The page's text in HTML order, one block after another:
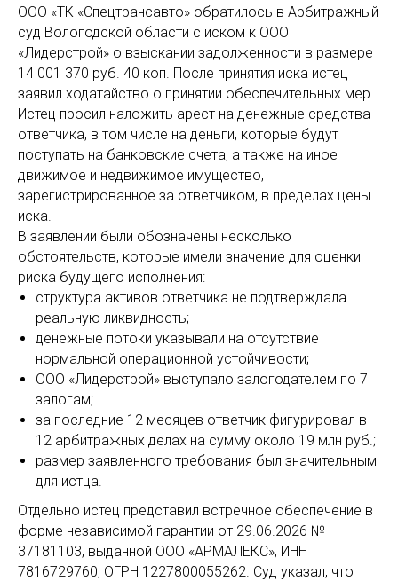
ООО «ТК «Спецтрансавто» обратилось в Арбитражный
суд Вологодской области с иском к ООО
«Лидерстрой» о взыскании задолженности в размере
14 001 370 руб. 40 коп. После принятия иска истец
заявил ходатайство о принятии обеспечительных мер.
Истец просил наложить арест на денежные средства
ответчика, в том числе на деньги, которые будут
поступать на банковские счета, а также на иное
движимое и недвижимое имущество,
зарегистрированное за ответчиком, в пределах цены
иска.
В заявлении были обозначены несколько
обстоятельств, которые имели значение для оценки
риска будущего исполнения:
структура активов ответчика не подтверждала
реальную ликвидность;
денежные потоки указывали на отсутствие
нормальной операционной устойчивости;
ООО «Лидерстрой» выступало залогодателем по 7
залогам;
за последние 12 месяцев ответчик фигурировал в
12 арбитражных делах на сумму около 19 млн руб.;
размер заявленного требования был значительным
для истца.
Отдельно истец представил встречное обеспечение в
форме независимой гарантии от 29.06.2026 №
37181103, выданной ООО «АРМАЛЕКС», ИНН
7816729760, ОГРН 1227800055262. Суд указал, что